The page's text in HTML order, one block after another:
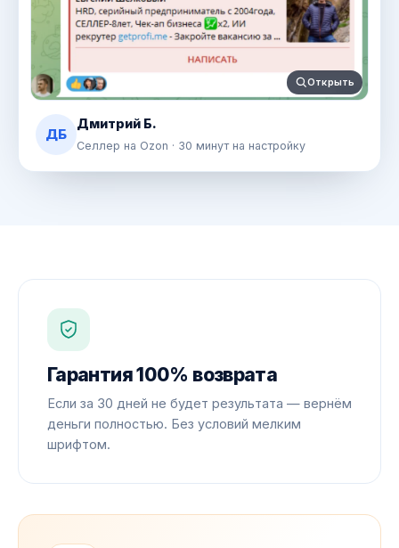
Открыть
ДБ
Дмитрий Б.
Селлер на Ozon · 30 минут на настройку
Гарантия 100% возврата
Если за 30 дней не будет результата — вернём
деньги полностью. Без условий мелким
шрифтом.